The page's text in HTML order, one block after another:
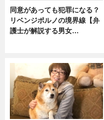
同意があっても犯罪になる？
リベンジポルノの境界線【弁
護士が解説する男女…